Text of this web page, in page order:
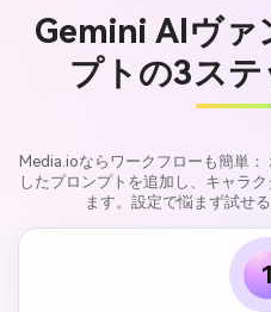
Gemini AIヴァ
プトの3ス
Media.ioならワークフローも簡単
したプロンプトを追加し、キャラ
ます。設定で悩まず試せ